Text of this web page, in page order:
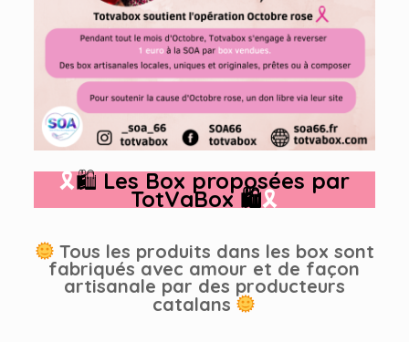
🎗🛍Les Box proposées par
TotVaBox 🛍🎗
Tous les produits dans les box sont
fabriqués avec amour et de façon
artisanale par des producteurs
catalans